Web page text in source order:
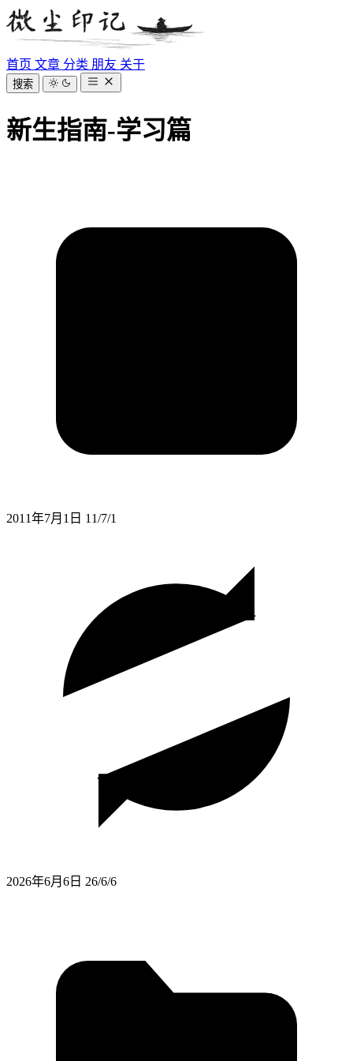
首页 文章 分类 朋友 关于
搜索
新生指南-学习篇
2011年7月1日 11/7/1
2026年6月6日 26/6/6